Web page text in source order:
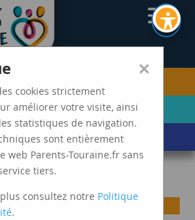
PETITE ENFANCE
(0-5 ANS)
ADOLESCENCE ET
JEUNES ADULTES
MARDIS SPAGHETTI
Enfance
×
cookies strictement
améliorer votre visite, ainsi
statistiques de navigation.
sont entièrement
web Parents-Touraine.fr sans
tiers.
consultez notre Politique
.